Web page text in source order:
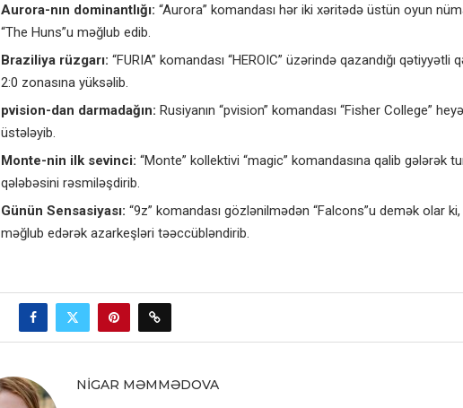
Aurora-nın dominantlığı: “Aurora” komandası hər iki xəritədə üstün oyun
“The Huns”u məğlub edib.
Braziliya rüzgarı: “FURIA” komandası “HEROIC” üzərində qazandığı qətiyyətli
2:0 zonasına yüksəlib.
pvision-dan darmadağın: Rusiyanın “pvision” komandası “Fisher College”
üstələyib.
Monte-nin ilk sevinci: “Monte” kollektivi “magic” komandasına qalib gələrək
qələbəsini rəsmiləşdirib.
Günün Sensasiyası: “9z” komandası gözlənilmədən “Falcons”u demək olar
məğlub edərək azarkeşləri təəccübləndirib.
NIGAR MƏMMƏDOVA